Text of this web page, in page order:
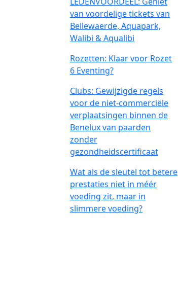
van voordelige tickets van
Bellewaerde, Aquapark,
Walibi & Aqualibi
Rozetten: Klaar voor Rozet
6 Eventing?
Clubs: Gewijzigde regels
voor de niet-commerciële
verplaatsingen binnen de
Benelux van paarden
zonder
gezondheidscertificaat
Wat als de sleutel tot betere
prestaties niet in méér
voeding zit, maar in
slimmere voeding?